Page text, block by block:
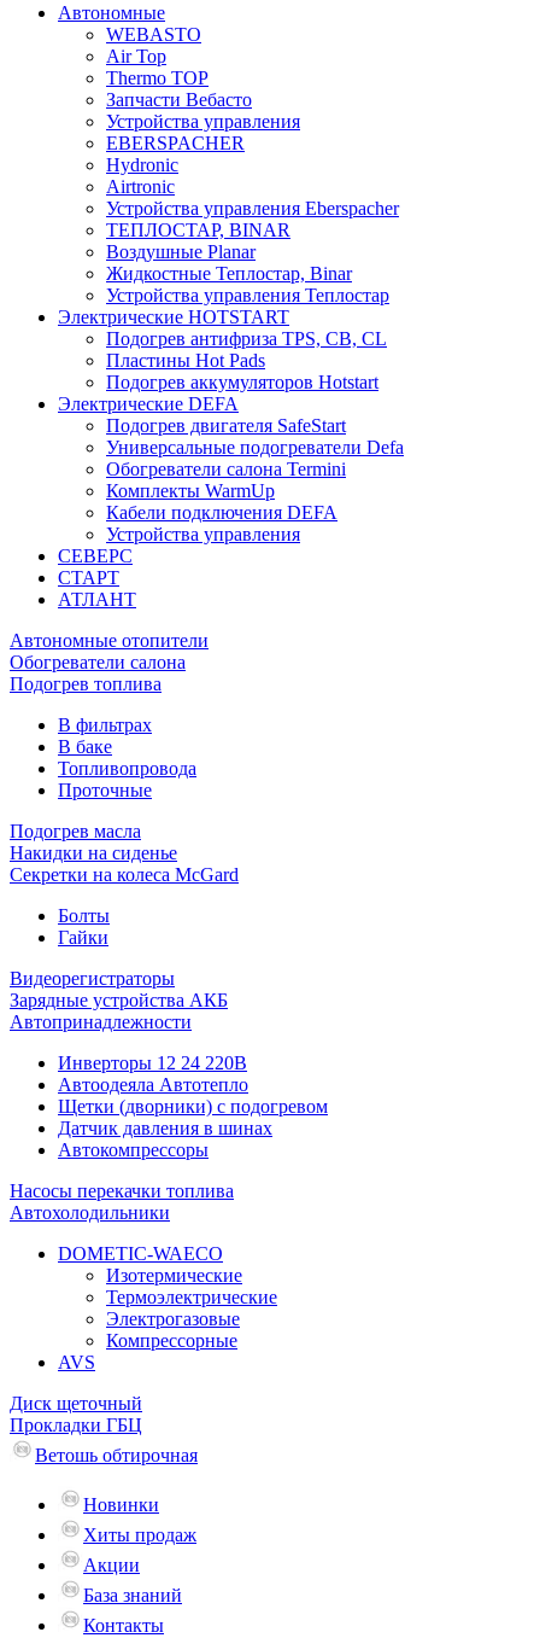
Автономные
WEBASTO
Air Top
Thermo TOP
Запчасти Вебасто
Устройства управления
EBERSPACHER
Hydronic
Airtronic
Устройства управления Eberspacher
ТЕПЛОСТАР, BINAR
Воздушные Planar
Жидкостные Теплостар, Binar
Устройства управления Теплостар
Электрические HOTSTART
Подогрев антифриза TPS, CB, CL
Пластины Hot Pads
Подогрев аккумуляторов Hotstart
Электрические DEFA
Подогрев двигателя SafeStart
Универсальные подогреватели Defa
Обогреватели салона Termini
Комплекты WarmUp
Кабели подключения DEFA
Устройства управления
СЕВЕРС
СТАРТ
АТЛАНТ
Автономные отопители
Обогреватели салона
Подогрев топлива
В фильтрах
В баке
Топливопровода
Проточные
Подогрев масла
Накидки на сиденье
Секретки на колеса McGard
Болты
Гайки
Видеорегистраторы
Зарядные устройства АКБ
Автопринадлежности
Инверторы 12 24 220В
Автоодеяла Автотепло
Щетки (дворники) с подогревом
Датчик давления в шинах
Автокомпрессоры
Насосы перекачки топлива
Автохолодильники
DOMETIC-WAECO
Изотермические
Термоэлектрические
Электрогазовые
Компрессорные
AVS
Диск щеточный
Прокладки ГБЦ
Ветошь обтирочная
Новинки
Хиты продаж
Акции
База знаний
Контакты